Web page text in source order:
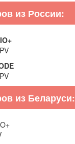
из России:
из Беларуси: